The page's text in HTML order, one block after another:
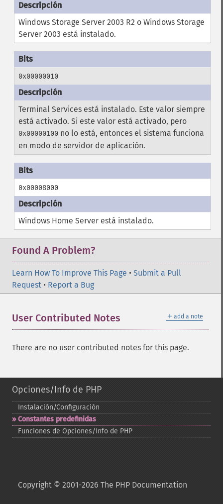
Windows Storage Server 2003 R2 o Windows Storage
Server 2003 está instalado.
0x00000010
Terminal Services está instalado. Este valor siempre
está activado. Si este valor está activado, pero
0x00000100no lo está, entonces el sistema funciona
en modo de servidor de aplicación.
0x00008000
Windows Home Server está instalado.
Found A Problem?
Learn How To Improve This Page • Submit a Pull
Request • Report a Bug
＋ add a note
User Contributed Notes
There are no user contributed notes for this page.
Opciones/Info de PHP
Instalación/Configuración
Constantes predefinidas
Funciones de Opciones/Info de PHP
Copyright © 2001-2026 The PHP Documentation